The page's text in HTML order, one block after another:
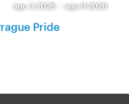
ago 3 2026
-ago 9 2026
Pride